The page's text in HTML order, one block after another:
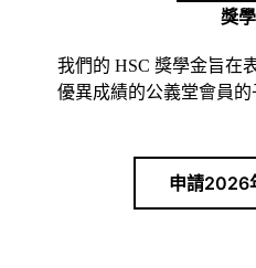
獎
我們的 HSC 獎學金旨在
優異成績的公義堂會員的
申請2026